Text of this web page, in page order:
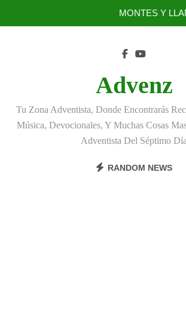
MONTES Y
TÚ TAMBIÉN PUEDES
BENEFICIOS DEL
EL REINO DE LOS
Advenz
Tu Zona Adventista, Donde Encontrarás
Música, Devocionales, Y Muchas Cosas
Adventista Del Séptimo Día
RANDOM NEWS